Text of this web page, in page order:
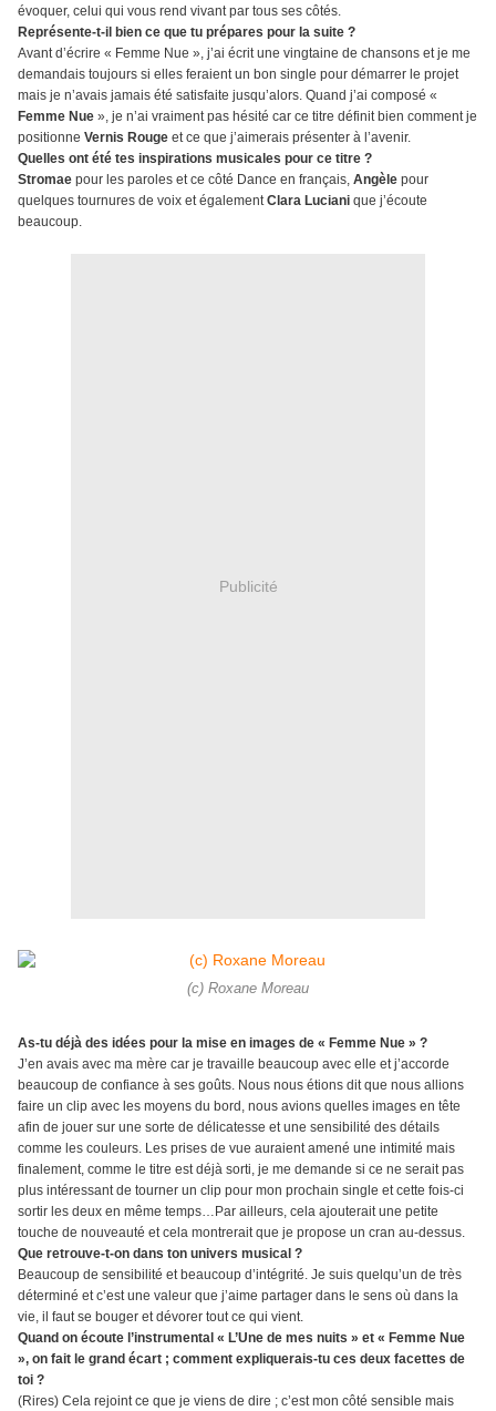
évoquer, celui qui vous rend vivant par tous ses côtés.
Représente-t-il bien ce que tu prépares pour la suite ?
Avant d’écrire « Femme Nue », j’ai écrit une vingtaine de chansons et je me
demandais toujours si elles feraient un bon single pour démarrer le projet
mais je n’avais jamais été satisfaite jusqu’alors. Quand j’ai composé «
Femme Nue », je n’ai vraiment pas hésité car ce titre définit bien comment je
positionne Vernis Rouge et ce que j’aimerais présenter à l’avenir.
Quelles ont été tes inspirations musicales pour ce titre ?
Stromae pour les paroles et ce côté Dance en français, Angèle pour
quelques tournures de voix et égalementClara Luciani que j’écoute
beaucoup.
Publicité
(c) Roxane Moreau
As-tu déjà des idées pour la mise en images de « Femme Nue » ?
J’en avais avec ma mère car je travaille beaucoup avec elle et j’accorde
beaucoup de confiance à ses goûts. Nous nous étions dit que nous allions
faire un clip avec les moyens du bord, nous avions quelles images en tête
afin de jouer sur une sorte de délicatesse et une sensibilité des détails
comme les couleurs. Les prises de vue auraient amené une intimité mais
finalement, comme le titre est déjà sorti, je me demande si ce ne serait pas
plus intéressant de tourner un clip pour mon prochain single et cette fois-ci
sortir les deux en même temps…Par ailleurs, cela ajouterait une petite
touche de nouveauté et cela montrerait que je propose un cran au-dessus.
Que retrouve-t-on dans ton univers musical ?
Beaucoup de sensibilité et beaucoup d’intégrité. Je suis quelqu’un de très
déterminé et c’est une valeur que j’aime partager dans le sens où dans la
vie, il faut se bouger et dévorer tout ce qui vient.
Quand on écoute l’instrumental « L’Une de mes nuits » et « Femme Nue
», on fait le grand écart ; comment expliquerais-tu ces deux facettes de
toi ?
(Rires) Cela rejoint ce que je viens de dire ; c’est mon côté sensible mais